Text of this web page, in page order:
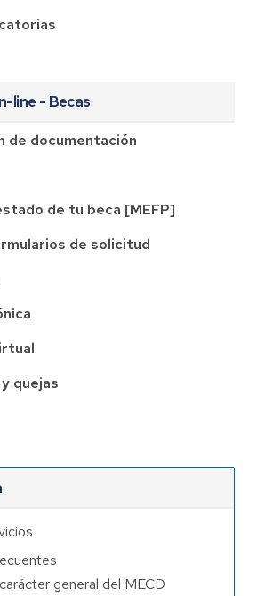
line - Becas
de documentación
de tu beca [MEFP]
de solicitud
quejas
general del MECD